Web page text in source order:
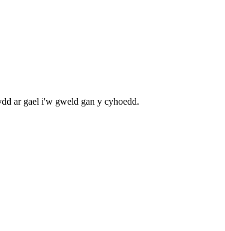
ar gael i'w gweld gan y cyhoedd.